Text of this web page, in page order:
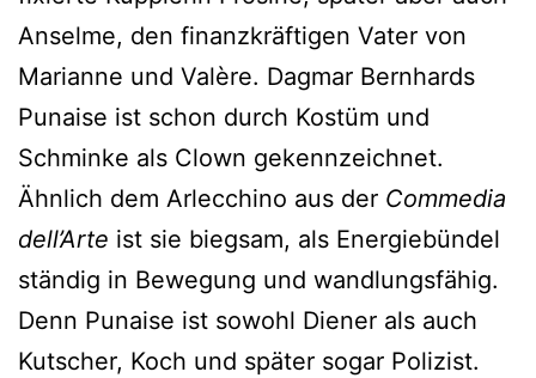
Anselme, den finanzkräftigen Vater von
Marianne und Valère. Dagmar Bernhards
Punaise ist schon durch Kostüm und
Schminke als Clown gekennzeichnet.
Ähnlich dem Arlecchino aus der Commedia
dell’Arte ist sie biegsam, als Energiebündel
ständig in Bewegung und wandlungsfähig.
Denn Punaise ist sowohl Diener als auch
Kutscher, Koch und später sogar Polizist.